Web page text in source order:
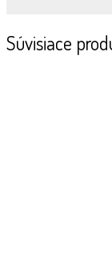
Súvisiace